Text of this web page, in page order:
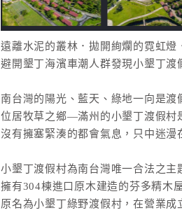
遠離水泥的叢林．拋開絢爛的霓虹燈
避開墾丁海濱車潮人群發現小墾丁渡
南台灣的陽光、藍天、綠地一向是渡
位居牧草之鄉—滿州的小墾丁渡假村
沒有擁塞緊湊的都會氣息，只中迷漫
小墾丁渡假村為南台灣唯一合法之主
擁有304棟進口原木建造的芬多精木
原名為小墾丁綠野渡假村，在營業成